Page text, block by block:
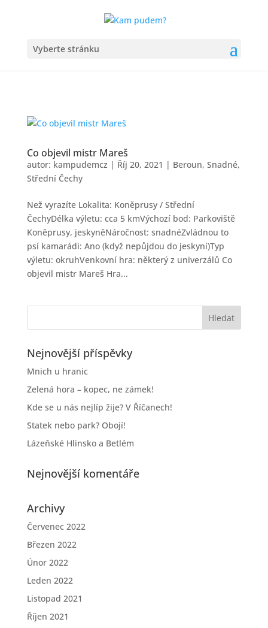
Vyberte stránku
Co objevil mistr Mareš
autor: kampudemcz | Říj 20, 2021 | Beroun, Snadné,
Střední Čechy
Než vyrazíte Lokalita: Koněprusy / Střední
ČechyDélka výletu: cca 5 kmVýchozí bod: Parkoviště
Koněprusy, jeskyněNáročnost: snadnéZvládnou to
psí kamarádi: Ano (když nepůjdou do jeskyní)Typ
výletu: okruhVenkovní hra: některý z univerzálů Co
objevil mistr Mareš Hra...
Nejnovější příspěvky
Mnich u hranic
Zelená hora – kopec, ne zámek!
Kde se u nás nejlíp žije? V Říčanech!
Statek nebo park? Obojí!
Lázeňské Hlinsko a Betlém
Nejnovější komentáře
Archivy
Červenec 2022
Březen 2022
Únor 2022
Leden 2022
Listopad 2021
Říjen 2021